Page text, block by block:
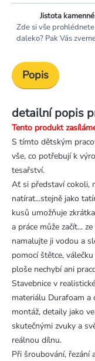
Jistota
Zde si vše
daleko? Pak Vás
Popis
detailní popis
Tento produkt
S tímto dětským
vše, co potřebují k
tesařství.
Ať si představí cokoli,
natírat...stejně jako
kusů umožňuje
a práce může začít...
namalujte ji vodou a
pomocí štětce,
ploše nechybí ani
Stavebnice v
materiálu Durafoam a
montáž, detaily jako
skutečnými zvuky a
reálnou dílnu.
Při šroubování, řezání